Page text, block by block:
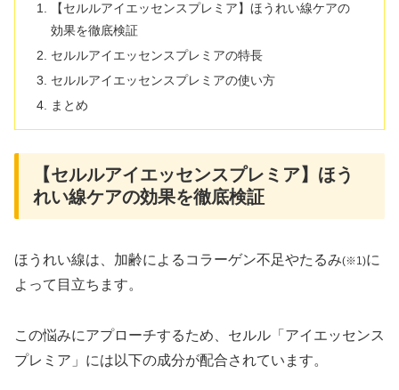
【セルルアイエッセンスプレミア】ほうれい線ケアの
効果を徹底検証
セルルアイエッセンスプレミアの特長
セルルアイエッセンスプレミアの使い方
まとめ
【セルルアイエッセンスプレミア】ほう
れい線ケアの効果を徹底検証
ほうれい線は、加齢によるコラーゲン不足やたるみ(※1)に
よって目立ちます。
この悩みにアプローチするため、セルル「アイエッセンス
プレミア」には以下の成分が配合されています。